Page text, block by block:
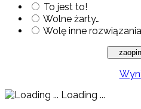
To jest to!
Wolne żarty…
Wolę inne rozwiązania
Loading ...